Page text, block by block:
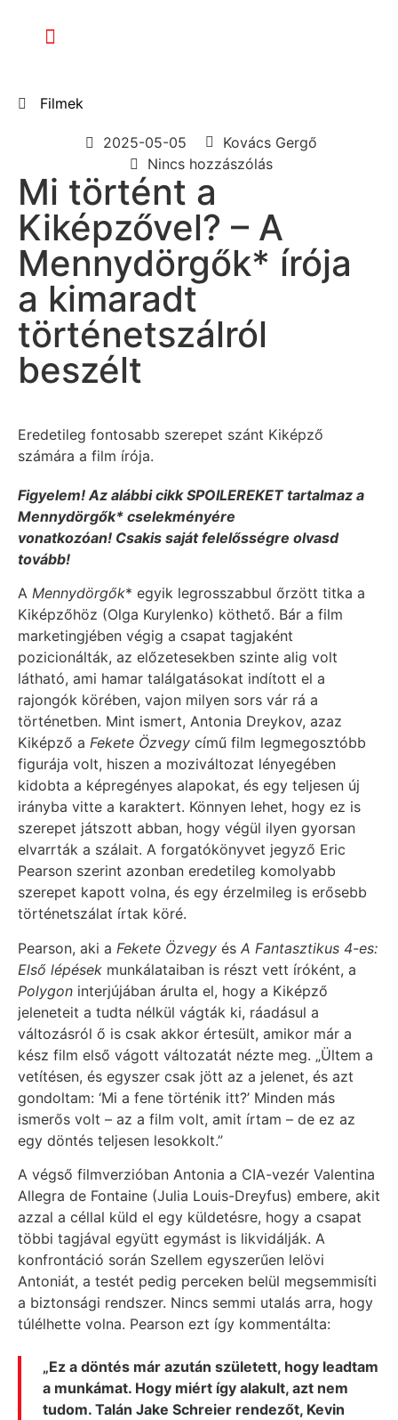
Filmek
2025-05-05
Kovács Gergő
Nincs hozzászólás
Mi történt a
Kiképzővel? – A
Mennydörgők* írója
a kimaradt
történetszálról
beszélt
Eredetileg fontosabb szerepet szánt Kiképző
számára a film írója.
Figyelem! Az alábbi cikk SPOILEREKET tartalmaz a
Mennydörgők* cselekményére
vonatkozóan! Csakis saját felelősségre olvasd
tovább!
A Mennydörgők* egyik legrosszabbul őrzött titka a
Kiképzőhöz (Olga Kurylenko) köthető. Bár a film
marketingjében végig a csapat tagjaként
pozicionálták, az előzetesekben szinte alig volt
látható, ami hamar találgatásokat indított el a
rajongók körében, vajon milyen sors vár rá a
történetben. Mint ismert, Antonia Dreykov, azaz
Kiképző a Fekete Özvegy című film legmegosztóbb
figurája volt, hiszen a moziváltozat lényegében
kidobta a képregényes alapokat, és egy teljesen új
irányba vitte a karaktert. Könnyen lehet, hogy ez is
szerepet játszott abban, hogy végül ilyen gyorsan
elvarrták a szálait. A forgatókönyvet jegyző Eric
Pearson szerint azonban eredetileg komolyabb
szerepet kapott volna, és egy érzelmileg is erősebb
történetszálat írtak köré.
Pearson, aki a Fekete Özvegy és A Fantasztikus 4-es:
Első lépések munkálataiban is részt vett íróként, a
Polygon interjújában árulta el, hogy a Kiképző
jeleneteit a tudta nélkül vágták ki, ráadásul a
változásról ő is csak akkor értesült, amikor már a
kész film első vágott változatát nézte meg. „Ültem a
vetítésen, és egyszer csak jött az a jelenet, és azt
gondoltam: ‘Mi a fene történik itt?’ Minden más
ismerős volt – az a film volt, amit írtam – de ez az
egy döntés teljesen lesokkolt.”
A végső filmverzióban Antonia a CIA-vezér Valentina
Allegra de Fontaine (Julia Louis-Dreyfus) embere, akit
azzal a céllal küld el egy küldetésre, hogy a csapat
többi tagjával együtt egymást is likvidálják. A
konfrontáció során Szellem egyszerűen lelövi
Antoniát, a testét pedig perceken belül megsemmisíti
a biztonsági rendszer. Nincs semmi utalás arra, hogy
túlélhette volna. Pearson ezt így kommentálta:
„Ez a döntés már azután született, hogy leadtam
a munkámat. Hogy miért így alakult, azt nem
tudom. Talán Jake Schreier rendezőt, Kevin